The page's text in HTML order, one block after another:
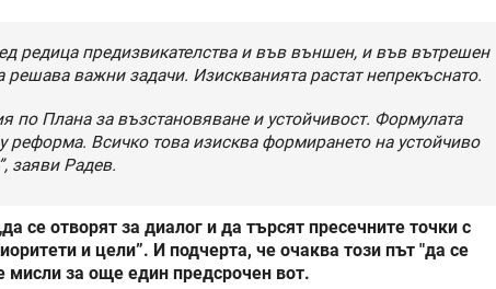
редица предизвикателства и във външен, и във вътрешен
решава важни задачи. Изискванията растат непрекъснато.
по Плана за възстановяване и устойчивост. Формулата
реформа. Всичко това изисква формирането на устойчиво
заяви Радев.
се отворят за диалог и да търсят пресечните точки с
и цели”. И подчерта, че очаква този път "да се
мисли за още един предсрочен вот.